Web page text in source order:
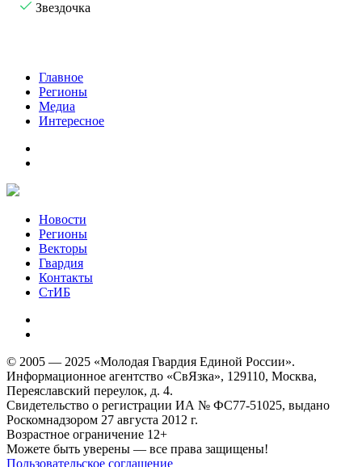
Звездочка
Главное
Регионы
Медиа
Интересное
Новости
Регионы
Векторы
Гвардия
Контакты
СтИБ
© 2005 — 2025 «Молодая Гвардия Единой России».
Информационное агентство «СвЯзка», 129110, Москва,
Переяславский переулок, д. 4.
Свидетельство о регистрации ИА № ФС77-51025, выдано
Роскомнадзором 27 августа 2012 г.
Возрастное ограничение 12+
Можете быть уверены — все права защищены!
Пользовательское соглашение